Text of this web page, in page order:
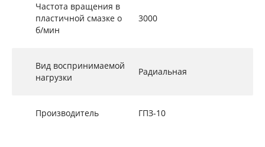
Частота вращения в
пластичной смазке о
б/мин
3000
Вид воспринимаемой
нагрузки
Радиальная
Производитель ГПЗ-10